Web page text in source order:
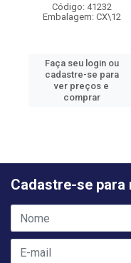
Código: 41232
Embalagem: CX\12
Faça seu login ou
cadastre-se para
ver preços e
comprar
Cadastre-se